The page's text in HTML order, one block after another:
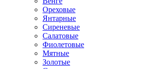
Ореховые
Янтарные
Сиреневые
Салатовые
Фиолетовые
Мятные
Золотые